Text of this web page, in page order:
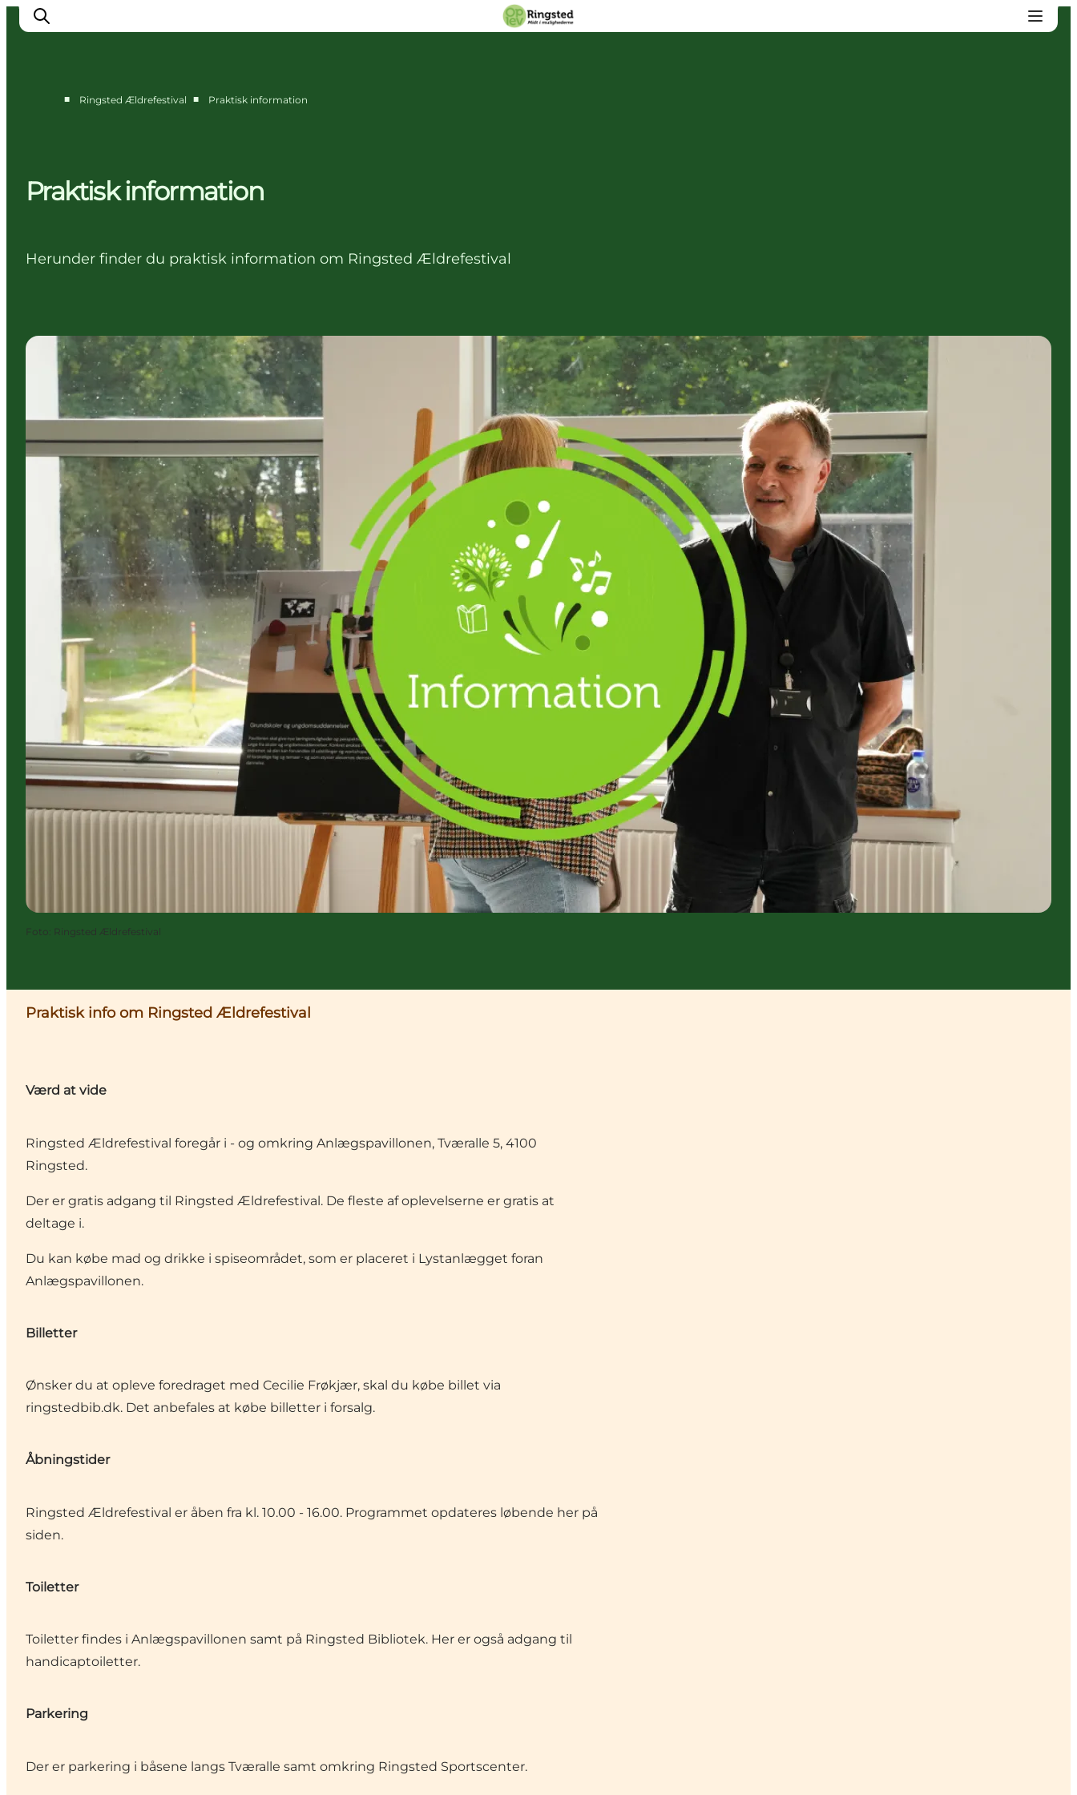
Praktisk information
Program
■ Ringsted Ældrefestival ■ Praktisk information
Praktisk information
Herunder finder du praktisk information om Ringsted Ældrefestival
Foto: Ringsted Ældrefestival
Praktisk info om Ringsted Ældrefestival
Værd at vide
Ringsted Ældrefestival foregår i - og omkring Anlægspavillonen, Tværalle 5, 4100
Ringsted.
Der er gratis adgang til Ringsted Ældrefestival. De fleste af oplevelserne er gratis at
deltage i.
Du kan købe mad og drikke i spiseområdet, som er placeret i Lystanlægget foran
Anlægspavillonen.
Billetter
Ønsker du at opleve foredraget med Cecilie Frøkjær, skal du købe billet via
ringstedbib.dk. Det anbefales at købe billetter i forsalg.
Åbningstider
Ringsted Ældrefestival er åben fra kl. 10.00 - 16.00. Programmet opdateres løbende her på
siden.
Toiletter
Toiletter findes i Anlægspavillonen samt på Ringsted Bibliotek. Her er også adgang til
handicaptoiletter.
Parkering
Der er parkering i båsene langs Tværalle samt omkring Ringsted Sportscenter.